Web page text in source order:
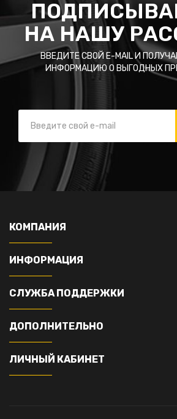
НА НАШУ
ВВЕДИТЕ СВОЙ E-MAIL И
ИНФОРМАЦИЮ О ВЫГОДНЫХ
КОМПАНИЯ
ИНФОРМАЦИЯ
СЛУЖБА ПОДДЕРЖКИ
ДОПОЛНИТЕЛЬНО
ЛИЧНЫЙ КАБИНЕТ